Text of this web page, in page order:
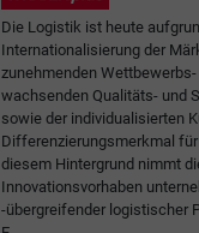
Die Logistik ist heute
Internationalisierung der
zunehmenden
wachsenden Qualitäts- und
sowie der individualisierten
Differenzierungsmerkmal
diesem Hintergrund nimmt
Innovationsvorhaben
-übergreifender logistischer